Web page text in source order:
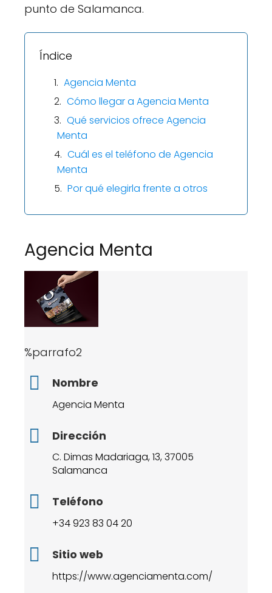
punto de Salamanca.
Índice
Agencia Menta
Cómo llegar a Agencia Menta
Qué servicios ofrece Agencia
Menta
Cuál es el teléfono de Agencia
Menta
Por qué elegirla frente a otros
Agencia Menta
%parrafo2
Nombre
Agencia Menta
Dirección
C. Dimas Madariaga, 13, 37005
Salamanca
Teléfono
+34 923 83 04 20
Sitio web
https://www.agenciamenta.com/